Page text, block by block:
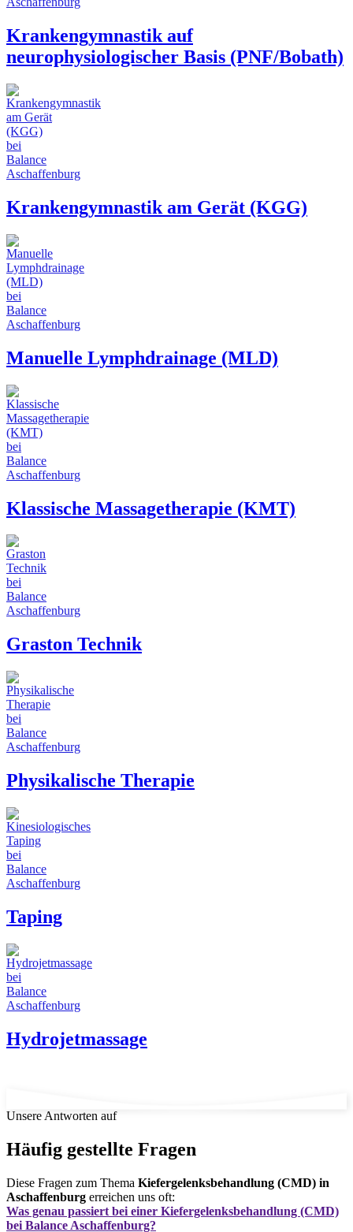
Krankengymnastik auf
neurophysiologischer Basis (PNF/Bobath)
Krankengymnastik am Gerät (KGG)
Manuelle Lymphdrainage (MLD)
Klassische Massagetherapie (KMT)
Graston Technik
Physikalische Therapie
Taping
Hydrojetmassage
Unsere Antworten auf
Häufig gestellte Fragen
Diese Fragen zum Thema Kiefergelenksbehandlung (CMD) in
Aschaffenburg erreichen uns oft:
Was genau passiert bei einer Kiefergelenksbehandlung (CMD)
bei Balance Aschaffenburg?